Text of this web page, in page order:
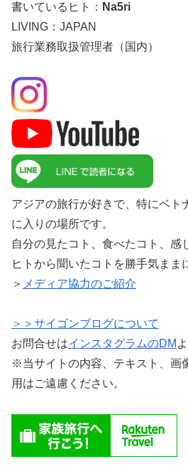
書いているヒト： Na5ri
LIVING：JAPAN
旅行業務取扱管理者（国内）
アジアの旅行が好きで、特にベト
に入りの場所です。
自分の見たコト、食べたコト、感
ヒトから聞いたコトを勝手気まま
＞ メディア協力のご紹介
＞＞サイゴンブログについて
お問合せはインスタグラムのDM
※当サイトの内容、テキスト、画
用はご遠慮ください。